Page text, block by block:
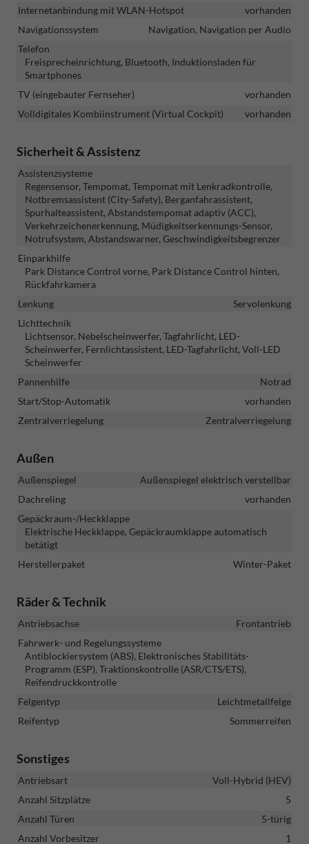
Internetanbindung mit WLAN-Hotspot
vorhanden
Navigationssystem
Navigation, Navigation per Audio
Telefon
Freisprecheinrichtung, Bluetooth, Induktionsladen für
Smartphones
TV (eingebauter Fernseher)
vorhanden
Volldigitales Kombiinstrument (Virtual Cockpit)
vorhanden
Sicherheit & Assistenz
Assistenzsysteme
Regensensor, Tempomat, Tempomat mit Lenkradkontrolle,
Notbremsassistent (City-Safety), Berganfahrassistent,
Spurhalteassistent, Abstandstempomat adaptiv (ACC),
Verkehrzeichenerkennung, Müdigkeitserkennungs-Sensor,
Notrufsystem, Abstandswarner, Geschwindigkeitsbegrenzer
Einparkhilfe
Park Distance Control vorne, Park Distance Control hinten,
Rückfahrkamera
Lenkung
Servolenkung
Lichttechnik
Lichtsensor, Nebelscheinwerfer, Tagfahrlicht, LED-
Scheinwerfer, Fernlichtassistent, LED-Tagfahrlicht, Voll-LED
Scheinwerfer
Pannenhilfe
Notrad
Start/Stop-Automatik
vorhanden
Zentralverriegelung
Zentralverriegelung
Außen
Außenspiegel
Außenspiegel elektrisch verstellbar
Dachreling
vorhanden
Gepäckraum-/Heckklappe
Elektrische Heckklappe, Gepäckraumklappe automatisch
betätigt
Herstellerpaket
Winter-Paket
Räder & Technik
Antriebsachse
Frontantrieb
Fahrwerk- und Regelungssysteme
Antiblockiersystem (ABS), Elektronisches Stabilitäts-
Programm (ESP), Traktionskontrolle (ASR/CTS/ETS),
Reifendruckkontrolle
Felgentyp
Leichtmetallfelge
Reifentyp
Sommerreifen
Sonstiges
Antriebsart
Voll-Hybrid (HEV)
Anzahl Sitzplätze
5
Anzahl Türen
5-türig
Anzahl Vorbesitzer
1